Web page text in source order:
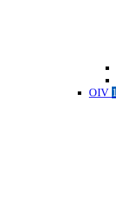
OIV 1